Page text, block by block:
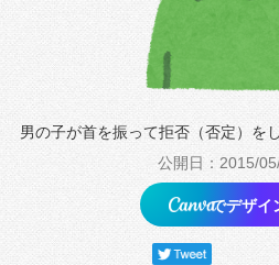
男の子が首を振って拒否（否定）を
公開日：2015/
でデザイ